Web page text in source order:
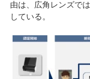
由は、広角レンズで
している。